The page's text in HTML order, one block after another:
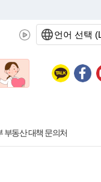
부동산 대책 문의처
언어 선택